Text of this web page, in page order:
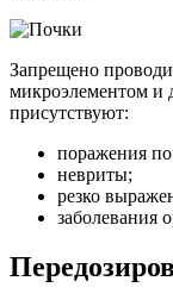
Запрещено
микроэлементом и
присутствуют:
поражения
невриты;
резко
заболевания